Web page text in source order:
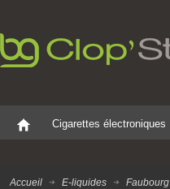
Cigarettes électroniques
Accueil E-liquides